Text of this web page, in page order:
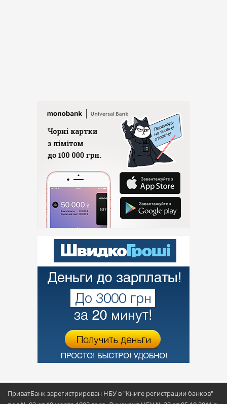
ПриватБанк зарегистрирован НБУ в "Книге регистрации банков"